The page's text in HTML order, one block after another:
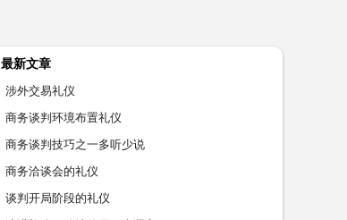
最新文章
涉外交易礼仪
商务谈判环境布置礼仪
商务谈判技巧之一多听少说
商务洽谈会的礼仪
谈判开局阶段的礼仪